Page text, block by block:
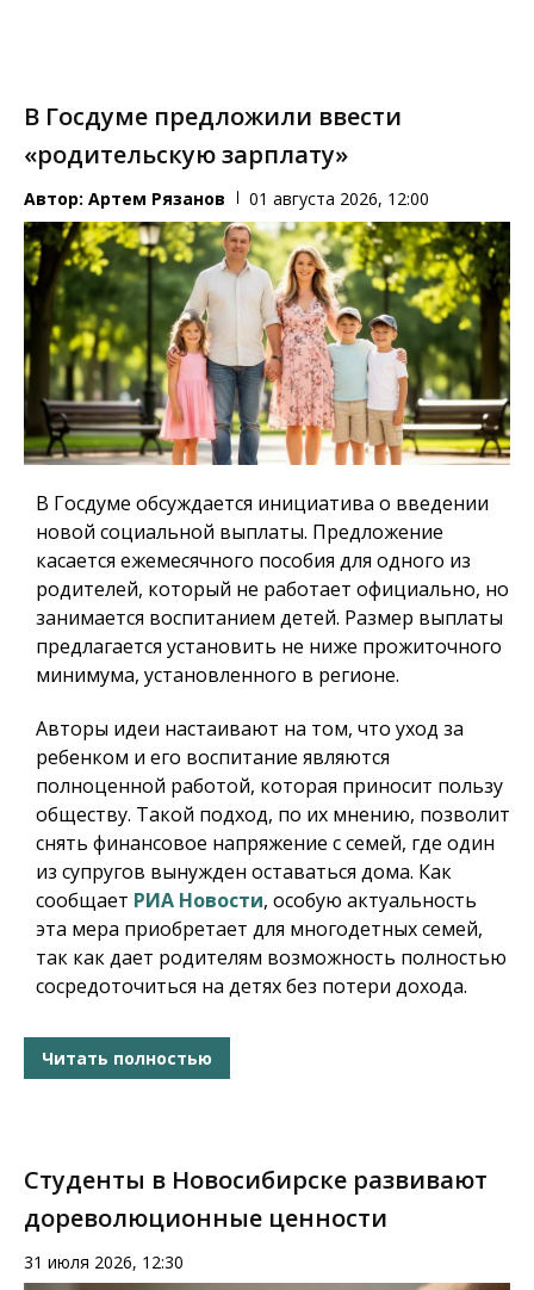
В Госдуме предложили ввести
«родительскую зарплату»
Автор: Артем Рязанов 01 августа 2026, 12:00
В Госдуме обсуждается инициатива о введении
новой социальной выплаты. Предложение
касается ежемесячного пособия для одного из
родителей, который не работает официально, но
занимается воспитанием детей. Размер выплаты
предлагается установить не ниже прожиточного
минимума, установленного в регионе.
Авторы идеи настаивают на том, что уход за
ребенком и его воспитание являются
полноценной работой, которая приносит пользу
обществу. Такой подход, по их мнению, позволит
снять финансовое напряжение с семей, где один
из супругов вынужден оставаться дома. Как
сообщает РИА Новости, особую актуальность
эта мера приобретает для многодетных семей,
так как дает родителям возможность полностью
сосредоточиться на детях без потери дохода.
Читать полностью
Студенты в Новосибирске развивают
дореволюционные ценности
31 июля 2026, 12:30